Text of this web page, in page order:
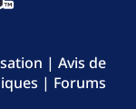
| Avis de
| Forums